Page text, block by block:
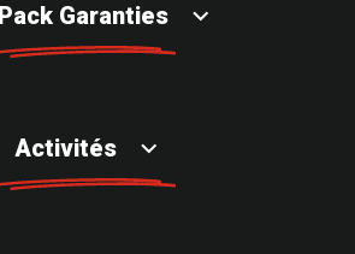
Garanties
Activités